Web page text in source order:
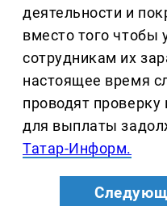
деятельности и
вместо того чтобы
сотрудникам их
настоящее время
проводят
для выплаты
Татар-Информ.